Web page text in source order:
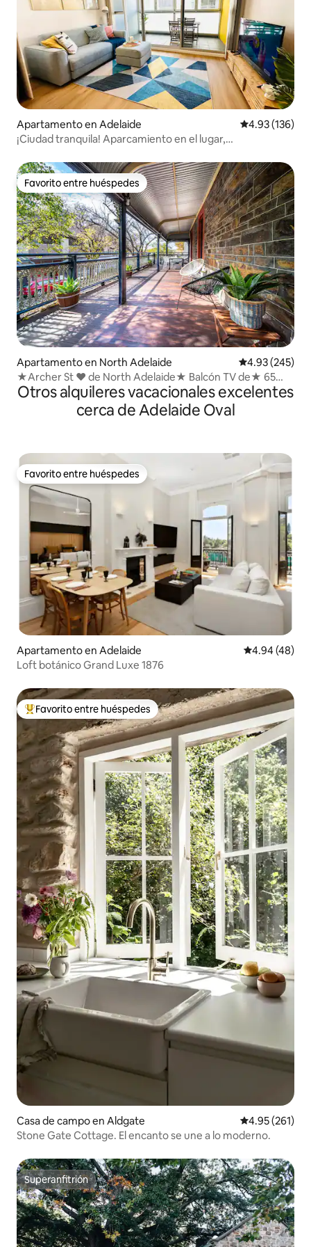
Apartamento en Adelaide Calificación
4.93 (136)
¡Ciudad tranquila! Aparcamiento en el lugar,
Favorito entre huéspedes
Favorito entre huéspedes
Apartamento en North Adelaide Calificación
4.93 (245)
★Archer St ❤ de North Adelaide★ Balcón TV de★ 65
pulgadas★
Otros alquileres vacacionales excelentes
cerca de Adelaide Oval
Favorito entre huéspedes
Favorito entre huéspedes
Apartamento en Adelaide Calificación
4.94 (48)
Loft botánico Grand Luxe 1876
Favorito entre huéspedes preferido
Favorito entre huéspedes
Casa de campo en Aldgate Calificación
4.95 (261)
Stone Gate Cottage. El encanto se une a lo moderno.
Superanfitrión
Superanfitrión